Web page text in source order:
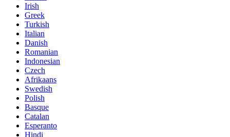
Irish
Greek
Turkish
Italian
Danish
Romanian
Indonesian
Czech
Afrikaans
Swedish
Polish
Basque
Catalan
Esperanto
Hindi